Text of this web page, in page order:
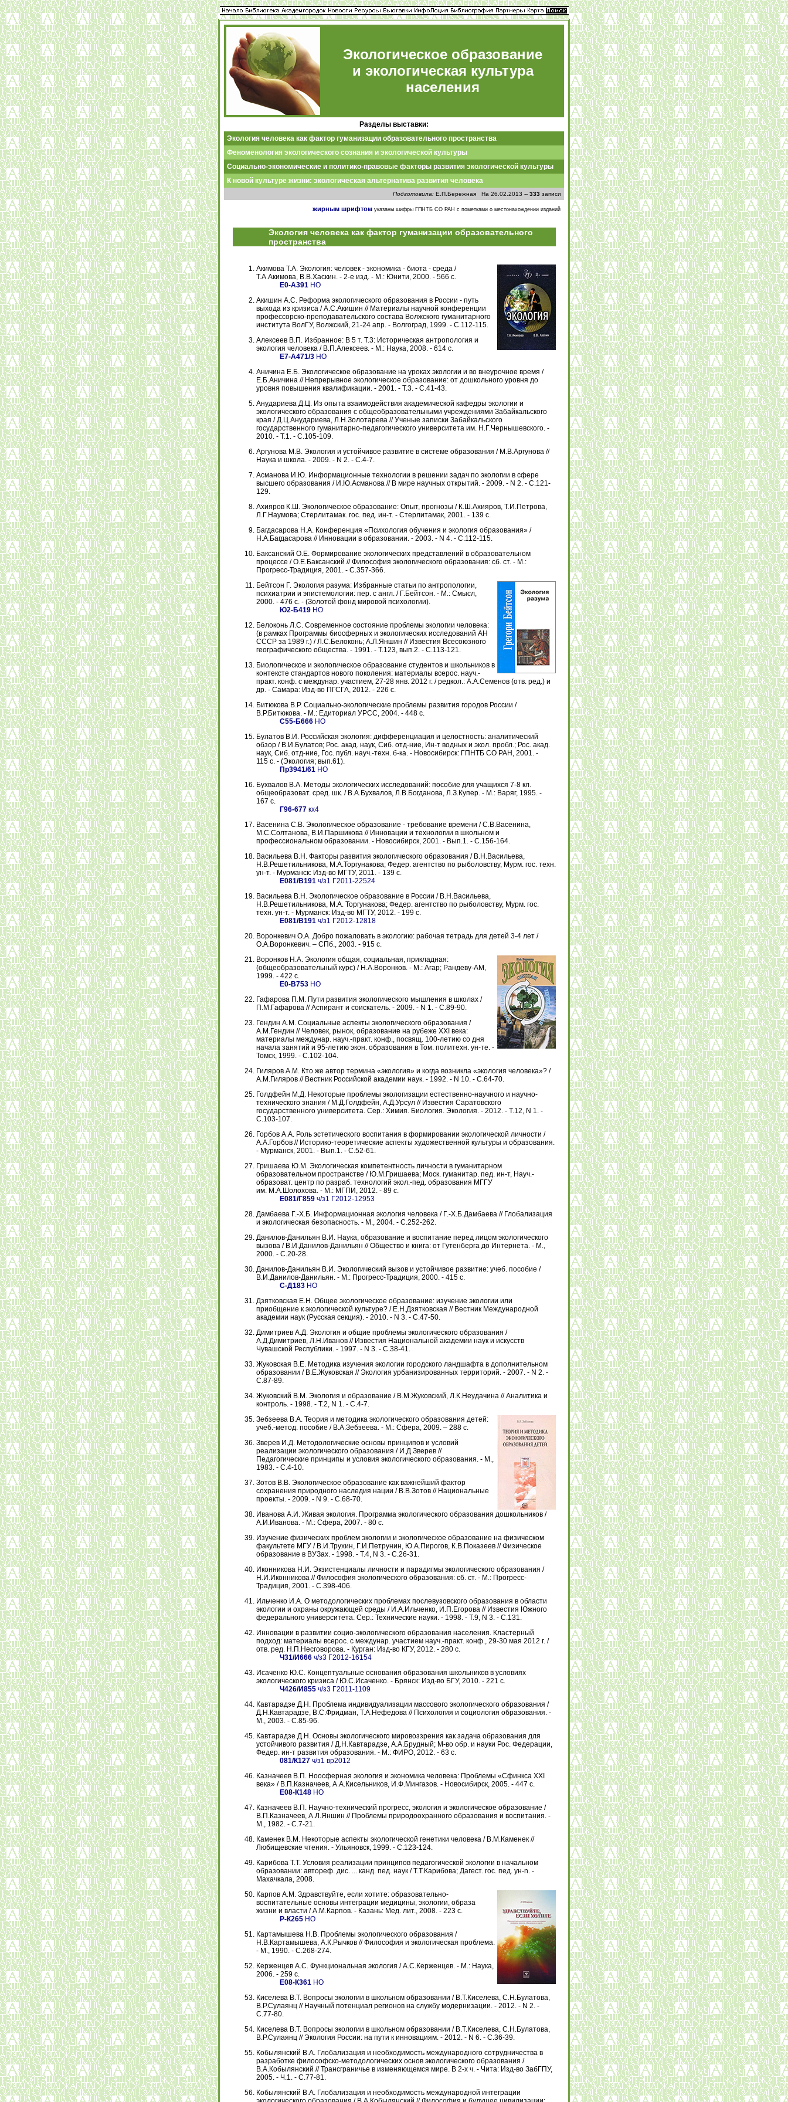
Экологическое образование
и экологическая культура
населения
Разделы выставки:
Экология человека как фактор гуманизации образовательного пространства
Феноменология экологического сознания и экологической культуры
Социально-экономические и политико-правовые факторы развития экологической культуры
К новой культуре жизни: экологическая альтернатива развития человека
Подготовила: Е.П.Бережная На 26.02.2013 -- 333 записи
жирным шрифтом указаны шифры ГПНТБ СО РАН с пометками о местонахождении изданий
Экология человека как фактор гуманизации образовательного
пространства
Акимова Т.А. Экология: человек - зкономика - биота - среда /
Т.А.Акимова, В.В.Хаскин. - 2-е изд. - М.: Юнити, 2000. - 566 с.
Е0-А391НО
Акишин А.С. Реформа экологического образования в России - путь
выхода из кризиса / А.С.Акишин // Материалы научной конференции
профессорско-преподавательского состава Волжского гуманитарного
института ВолГУ, Волжский, 21-24 апр. - Волгоград, 1999. - С.112-115.
Алексеев В.П. Избранное: В 5 т. Т.3: Историческая антропология и
экология человека / В.П.Алексеев. - М.: Наука, 2008. - 614 с.
Е7-А471/3НО
Аничина Е.Б. Экологическое образование на уроках экологии и во внеурочное время /
Е.Б.Аничина // Непрерывное экологическое образование: от дошкольного уровня до
уровня повышения квалификации. - 2001. - Т.3. - С.41-43.
Анудариева Д.Ц. Из опыта взаимодействия академической кафедры экологии и
экологического образования с общеобразовательными учреждениями Забайкальского
края / Д.Ц.Анудариева, Л.Н.Золотарева // Ученые записки Забайкальского
государственного гуманитарно-педагогического университета им. Н.Г.Чернышевского. -
2010. - Т.1. - С.105-109.
Аргунова М.В. Экология и устойчивое развитие в системе образования / М.В.Аргунова //
Наука и школа. - 2009. - N 2. - С.4-7.
Асманова И.Ю. Информационные технологии в решении задач по экологии в сфере
высшего образования / И.Ю.Асманова // В мире научных открытий. - 2009. - N 2. - С.121-
129.
Ахияров К.Ш. Экологическое образование: Опыт, прогнозы / К.Ш.Ахияров, Т.И.Петрова,
Л.Г.Наумова; Стерлитамак. гос. пед. ин-т. - Стерлитамак, 2001. - 139 с.
Багдасарова Н.А. Конференция «Психология обучения и экология образования» /
Н.А.Багдасарова // Инновации в образовании. - 2003. - N 4. - С.112-115.
Баксанский О.Е. Формирование экологических представлений в образовательном
процессе / О.Е.Баксанский // Философия экологического образования: сб. ст. - М.:
Прогресс-Традиция, 2001. - C.357-366.
Бейтсон Г. Экология разума: Избранные статьи по антропологии,
психиатрии и эпистемологии: пер. с англ. / Г.Бейтсон. - М.: Смысл,
2000. - 476 с. - (Золотой фонд мировой психологии).
Ю2-Б419НО
Белоконь Л.С. Современное состояние проблемы экологии человека:
(в рамках Программы биосферных и экологических исследований АН
СССР за 1989 г.) / Л.С.Белоконь; А.Л.Яншин // Известия Всесоюзного
географического общества. - 1991. - Т.123, вып.2. - С.113-121.
Биологическое и экологическое образование студентов и школьников в
контексте стандартов нового поколения: материалы всерос. науч.-
практ. конф. с междунар. участием, 27-28 янв. 2012 г. / редкол.: А.А.Семенов (отв. ред.) и
др. - Самара: Изд-во ПГСГА, 2012. - 226 с.
Битюкова В.Р. Социально-экологические проблемы развития городов России /
В.Р.Битюкова. - М.: Едиториал УРСС, 2004. - 448 с.
С55-Б666НО
Булатов В.И. Российская экология: дифференциация и целостность: аналитический
обзор / В.И.Булатов; Рос. акад. наук, Сиб. отд-ние, Ин-т водных и экол. пробл.; Рос. акад.
наук, Сиб. отд-ние, Гос. публ. науч.-техн. б-ка. - Новосибирск: ГПНТБ СО РАН, 2001. -
115 с. - (Экология; вып.61).
Пр3941/61НО
Бухвалов В.А. Методы экологических исследований: пособие для учащихся 7-8 кл.
общеобразоват. сред. шк. / В.А.Бухвалов, Л.В.Богданова, Л.З.Купер. - М.: Варяг, 1995. -
167 с.
Г96-677кх4
Васенина С.В. Экологическое образование - требование времени / С.В.Васенина,
М.С.Солтанова, В.И.Паршикова // Инновации и технологии в школьном и
профессиональном образовании. - Новосибирск, 2001. - Вып.1. - C.156-164.
Васильева В.Н. Факторы развития экологического образования / В.Н.Васильева,
Н.В.Решетильникова, М.А.Торгунакова; Федер. агентство по рыболовству, Мурм. гос. техн.
ун-т. - Мурманск: Изд-во МГТУ, 2011. - 139 с.
Е081/В191ч/з1 Г2011-22524
Васильева В.Н. Экологическое образование в России / В.Н.Васильева,
Н.В.Решетильникова, М.А. Торгунакова; Федер. агентство по рыболовству, Мурм. гос.
техн. ун-т. - Мурманск: Изд-во МГТУ, 2012. - 199 с.
Е081/В191ч/з1 Г2012-12818
Воронкевич О.А. Добро пожаловать в экологию: рабочая тетрадь для детей 3-4 лет /
О.А.Воронкевич. – СПб., 2003. - 915 с.
Воронков Н.А. Экология общая, социальная, прикладная:
(общеобразовательный курс) / Н.А.Воронков. - М.: Агар; Рандеву-АМ,
1999. - 422 с.
Е0-В753НО
Гафарова П.М. Пути развития экологического мышления в школах /
П.М.Гафарова // Аспирант и соискатель. - 2009. - N 1. - С.89-90.
Гендин А.М. Социальные аспекты экологического образования /
А.М.Гендин // Человек, рынок, образование на рубеже XXI века:
материалы междунар. науч.-практ. конф., посвящ. 100-летию со дня
начала занятий и 95-летию экон. образования в Том. политехн. ун-те. -
Томск, 1999. - C.102-104.
Гиляров А.М. Кто же автор термина «экология» и когда возникла «экология человека»? /
А.М.Гиляров // Вестник Российской академии наук. - 1992. - N 10. - С.64-70.
Голдфейн М.Д. Некоторые проблемы экологизации естественно-научного и научно-
технического знания / М.Д.Голдфейн, А.Д.Урсул // Известия Саратовского
государственного университета. Сер.: Химия. Биология. Экология. - 2012. - Т.12, N 1. -
С.103-107.
Горбов А.А. Роль эстетического воспитания в формировании экологической личности /
А.А.Горбов // Историко-теоретические аспекты художественной культуры и образования.
- Мурманск, 2001. - Вып.1. - С.52-61.
Гришаева Ю.М. Экологическая компетентность личности в гуманитарном
образовательном пространстве / Ю.М.Гришаева; Моск. гуманитар. пед. ин-т, Науч.-
образоват. центр по разраб. технологий экол.-пед. образования МГГУ
им. М.А.Шолохова. - М.: МГПИ, 2012. - 89 с.
Е081/Г859ч/з1 Г2012-12953
Дамбаева Г.-Х.Б. Информационная экология человека / Г.-Х.Б.Дамбаева // Глобализация
и экологическая безопасность. - М., 2004. - С.252-262.
Данилов-Данильян В.И. Наука, образование и воспитание перед лицом экологического
вызова / В.И.Данилов-Данильян // Общество и книга: от Гутенберга до Интернета. - М.,
2000. - C.20-28.
Данилов-Данильян В.И. Экологический вызов и устойчивое развитие: учеб. пособие /
В.И.Данилов-Данильян. - М.: Прогресс-Традиция, 2000. - 415 с.
С-Д183НО
Дзятковская Е.Н. Общее экологическое образование: изучение экологии или
приобщение к экологической культуре? / Е.Н.Дзятковская // Вестник Международной
академии наук (Русская секция). - 2010. - N 3. - С.47-50.
Димитриев А.Д. Экология и общие проблемы экологического образования /
А.Д.Димитриев, Л.Н.Иванов // Известия Национальной академии наук и искусств
Чувашской Республики. - 1997. - N 3. - С.38-41.
Жуковская B.Е. Методика изучения экологии городского ландшафта в дополнительном
образовании / B.Е.Жуковская // Экология урбанизированных территорий. - 2007. - N 2. -
С.87-89.
Жуковский В.М. Экология и образование / В.М.Жуковский, Л.К.Неудачина // Аналитика и
контроль. - 1998. - Т.2, N 1. - С.4-7.
Зебзеева В.А. Теория и методика экологического образования детей:
учеб.-метод. пособие / В.А.Зебзеева. - М.: Сфера, 2009. – 288 с.
Зверев И.Д. Методологические основы принципов и условий
реализации экологического образования / И.Д.Зверев //
Педагогические принципы и условия экологического образования. - М.,
1983. - С.4-10.
Зотов В.В. Экологическое образование как важнейший фактор
сохранения природного наследия нации / В.В.Зотов // Национальные
проекты. - 2009. - N 9. - С.68-70.
Иванова А.И. Живая экология. Программа экологического образования дошкольников /
А.И.Иванова. - М.: Сфера, 2007. - 80 с.
Изучение физических проблем экологии и экологическое образование на физическом
факультете МГУ / В.И.Трухин, Г.И.Петрунин, Ю.А.Пирогов, К.В.Показеев // Физическое
образование в ВУЗах. - 1998. - Т.4, N 3. - С.26-31.
Иконникова Н.И. Экзистенциалы личности и парадигмы экологического образования /
Н.И.Иконникова // Философия экологического образования: сб. ст. - М.: Прогресс-
Традиция, 2001. - C.398-406.
Ильченко И.А. О методологических проблемах послевузовского образования в области
экологии и охраны окружающей среды / И.А.Ильченко, И.П.Егорова // Известия Южного
федерального университета. Сер.: Технические науки. - 1998. - Т.9, N 3. - С.131.
Инновации в развитии социо-экологического образования населения. Кластерный
подход: материалы всерос. с междунар. участием науч.-практ. конф., 29-30 мая 2012 г. /
отв. ред. Н.П.Несговорова. - Курган: Изд-во КГУ, 2012. - 280 с.
Ч31/И666ч/з3 Г2012-16154
Исаченко Ю.С. Концептуальные основания образования школьников в условиях
экологического кризиса / Ю.С.Исаченко. - Брянск: Изд-во БГУ, 2010. - 221 с.
Ч426/И855ч/з3 Г2011-1109
Кавтарадзе Д.Н. Проблема индивидуализации массового экологического образования /
Д.Н.Кавтарадзе, В.С.Фридман, Т.А.Нефедова // Психология и социология образования. -
М., 2003. - С.85-96.
Кавтарадзе Д.Н. Основы экологического мировоззрения как задача образования для
устойчивого развития / Д.Н.Кавтарадзе, А.А.Брудный; М-во обр. и науки Рос. Федерации,
Федер. ин-т развития образования. - М.: ФИРО, 2012. - 63 с.
081/К127ч/з1 вр2012
Казначеев В.П. Ноосферная экология и экономика человека: Проблемы «Сфинкса ХХI
века» / В.П.Казначеев, А.А.Кисельников, И.Ф.Мингазов. - Новосибирск, 2005. - 447 с.
Е08-К148НО
Казначеев В.П. Научно-технический прогресс, экология и экологическое образование /
В.П.Казначеев, А.Л.Яншин // Проблемы природоохранного образования и воспитания. -
М., 1982. - С.7-21.
Каменек В.М. Некоторые аспекты экологической генетики человека / В.М.Каменек //
Любищевские чтения. - Ульяновск, 1999. - С.123-124.
Карибова Т.Т. Условия реализации принципов педагогической экологии в начальном
образовании: автореф. дис. ... канд. пед. наук / Т.Т.Карибова; Дагест. гос. пед. ун-n. -
Махачкала, 2008.
Карпов А.М. Здравствуйте, если хотите: образовательно-
воспитательные основы интеграции медицины, экологии, образа
жизни и власти / А.М.Карпов. - Казань: Мед. лит., 2008. - 223 с.
Р-К265НО
Картамышева Н.В. Проблемы экологического образования /
Н.В.Картамышева, А.К.Рычков // Философия и экологическая проблема.
- М., 1990. - С.268-274.
Керженцев А.С. Функциональная экология / А.С.Керженцев. - М.: Наука,
2006. - 259 с.
Е08-К361НО
Киселева В.Т. Вопросы экологии в школьном образовании / В.Т.Киселева, С.Н.Булатова,
В.Р.Сулаянц // Научный потенциал регионов на службу модернизации. - 2012. - N 2. -
С.77-80.
Киселева В.Т. Вопросы экологии в школьном образовании / В.Т.Киселева, C.Н.Булатова,
В.Р.Сулаянц // Экология России: на пути к инновациям. - 2012. - N 6. - С.36-39.
Кобылянский В.А. Глобализация и необходимость международного сотрудничества в
разработке философско-методологических основ экологического образования /
В.А.Кобылянский // Трансграничье в изменяющемся мире. В 2-х ч. - Чита: Изд-во ЗабГПУ,
2005. - Ч.1. - С.77-81.
Кобылянский В.А. Глобализация и необходимость международной интеграции